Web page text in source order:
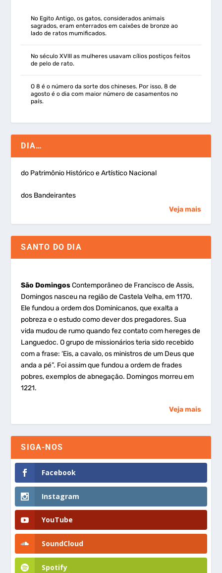
No Egito Antigo, os gatos, considerados animais
sagrados, eram enterrados em caixões de bronze ao
lado de ratos mumificados.
No século XVIII as mulheres usavam cílios postiços feitos
de pelo de rato.
O 8 é o número da sorte dos chineses. Por isso, 8 de
agosto é o dia com maior número de casamentos no
país.
DIA…
do Patrimônio Histórico e Artístico Nacional
dos Bandeirantes
Veja mais
SANTO DO DIA
São DomingosContemporâneo de Francisco de Assis,
Domingos nasceu na região de Castela Velha, em 1170.
Ele fundou a ordem dos Dominicanos, que exalta a
pobreza e o estudo como dever dos pregadores. Sua
vida mudou de rumo quando fez contato com hereges de
Languedoc. O grupo de missionários teria sido recebido
com a frase: ‘Eis, a cavalo, os ministros de um Deus que
anda a pé”. Foi assim que fundou a ordem de frades
pobres, exemplos de abnegação. Domingos morreu em
1221.
Veja mais
SIGA-NOS
Facebook
Instagram
YouTube
SoundCloud
Spotify